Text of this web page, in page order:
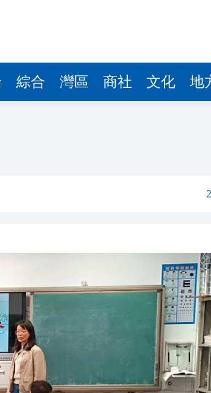
綜合 灣區 商社 文化 地
936億
有權自主選擇合作夥伴
新篇章
有權自主選擇合作夥伴
邁向現代